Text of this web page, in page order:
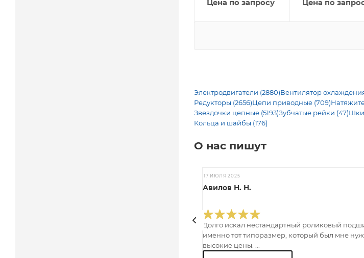
Цена по запросу Цена по
Электродвигатели (2880)Вентилятор
Редукторы (2656)Цепи приводные (709)
Звездочки цепные (5193)Зубчатые рейки (47)
Кольца и шайбы (176)
О нас пишут
17 ИЮЛЯ 2025
Авилов Н. Н.
Долго искал нестандартный роликовый
именно тот типоразмер, который был мне
высокие цены. ...